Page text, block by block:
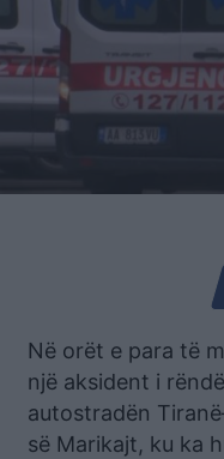
Në orët e para të
një aksident i
autostradën
së Marikajt, ku ka